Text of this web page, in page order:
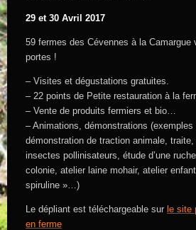
29 et 30 Avril 2017
59 fermes des Cévennes à la Camargue
portes !
– Visites et dégustations gratuites.
– 22 points de Petite restauration à la
– Vente de produits fermiers et bio…
– Animations, démonstrations (exemples
démonstration de traction animale,
insectes pollinisateurs, étude d’une
colonie, atelier laine mohair, atelier
spiruline »…)
Le dépliant est téléchargeable sur le site
en ferme